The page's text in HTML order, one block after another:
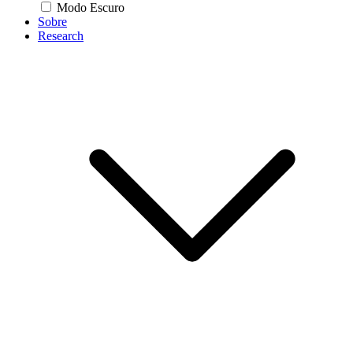
Modo Escuro
Sobre
Research